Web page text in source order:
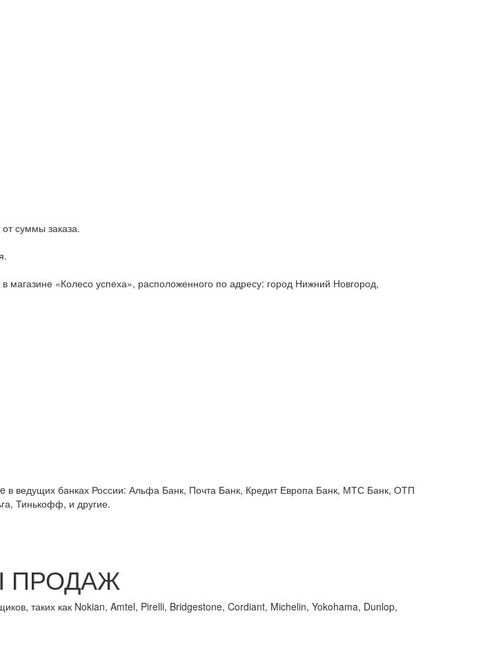
суммы заказа.
«Колесо успеха», расположенного по адресу: город Нижний Новгород,
в ведущих банках России: Альфа Банк, Почта Банк, Кредит Европа Банк, МТС Банк, ОТП
Тинькофф, и другие.
ПРОДАЖ
таких как Nokian, Amtel, Pirelli, Bridgestone, Cordiant, Michelin, Yokohama, Dunlop,